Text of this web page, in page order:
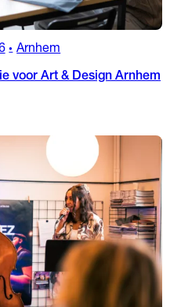
• Arnhem
voor Art & Design Arnhem